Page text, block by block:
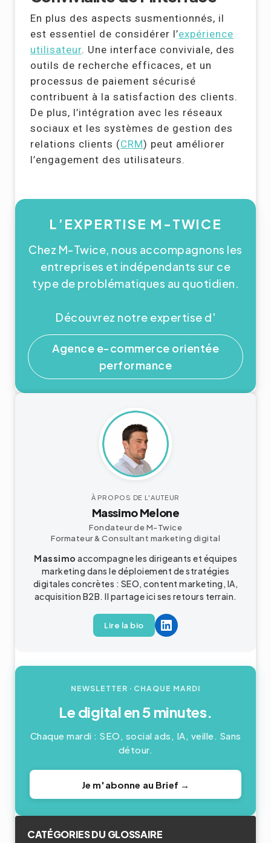
En plus des aspects susmentionnés, il
est essentiel de considérer l’expérience
utilisateur. Une interface conviviale, des
outils de recherche efficaces, et un
processus de paiement sécurisé
contribuent à la satisfaction des clients.
De plus, l’intégration avec les réseaux
sociaux et les systèmes de gestion des
relations clients (CRM) peut améliorer
l’engagement des utilisateurs.
L’EXPERTISE M-TWICE
Chez M-Twice, nous accompagnons les
entreprises et indépendants sur ce
type de problématiques au quotidien.
Découvrez notre expertise d'
Agence e-commerce orientée
performance
À PROPOS DE L'AUTEUR
Massimo Melone
Fondateur de M-Twice
Formateur & Consultant marketing digital
Massimo accompagne les dirigeants et équipes
marketing dans le déploiement de stratégies
digitales concrètes : SEO, content marketing, IA,
acquisition B2B. Il partage ici ses retours terrain.
Lire la bio
NEWSLETTER · CHAQUE MARDI
Le digital en 5 minutes.
Chaque mardi : SEO, social ads, IA, veille. Sans
détour.
Je m'abonne au Brief →
CATÉGORIES DU GLOSSAIRE